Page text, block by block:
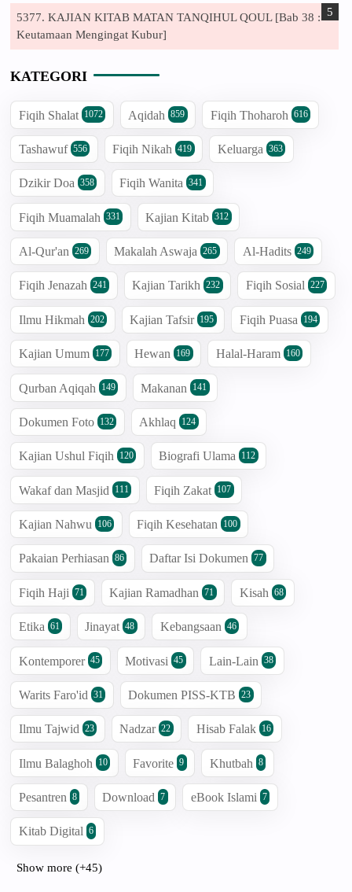
5377. KAJIAN KITAB MATAN TANQIHUL QOUL [Bab 38 :
Keutamaan Mengingat Kubur]
KATEGORI
Fiqih Shalat 1072 Aqidah 859 Fiqih Thoharoh 616
Tashawuf 556 Fiqih Nikah 419 Keluarga 363
Dzikir Doa 358 Fiqih Wanita 341
Fiqih Muamalah 331 Kajian Kitab 312
Al-Qur'an 269 Makalah Aswaja 265 Al-Hadits 249
Fiqih Jenazah 241 Kajian Tarikh 232 Fiqih Sosial 227
Ilmu Hikmah 202 Kajian Tafsir 195 Fiqih Puasa 194
Kajian Umum 177 Hewan 169 Halal-Haram 160
Qurban Aqiqah 149 Makanan 141
Dokumen Foto 132 Akhlaq 124
Kajian Ushul Fiqih 120 Biografi Ulama 112
Wakaf dan Masjid 111 Fiqih Zakat 107
Kajian Nahwu 106 Fiqih Kesehatan 100
Pakaian Perhiasan 86 Daftar Isi Dokumen 77
Fiqih Haji 71 Kajian Ramadhan 71 Kisah 68
Etika 61 Jinayat 48 Kebangsaan 46
Kontemporer 45 Motivasi 45 Lain-Lain 38
Warits Faro'id 31 Dokumen PISS-KTB 23
Ilmu Tajwid 23 Nadzar 22 Hisab Falak 16
Ilmu Balaghoh 10 Favorite 9 Khutbah 8
Pesantren 8 Download 7 eBook Islami 7
Kitab Digital 6
Show more (+45)